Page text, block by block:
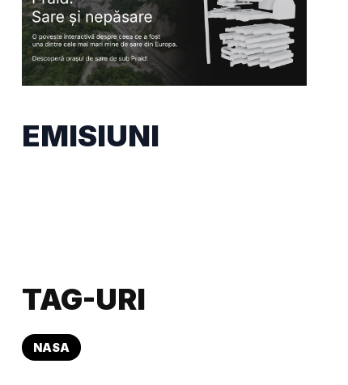
EMISIUNI
TAG-URI
NASA